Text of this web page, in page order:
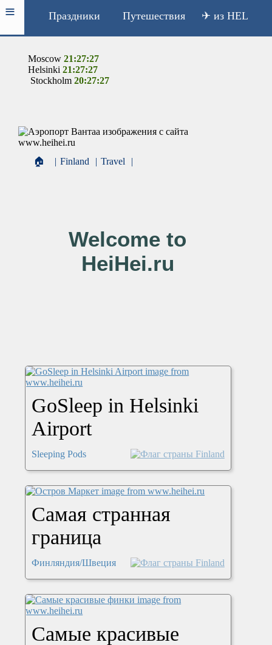
≡ Праздники Путешествия ✈ из HEL
Moscow 21:27:27
Helsinki 21:27:27
Stockholm 20:27:27
🏠 | Finland | Travel |
Welcome to
HeiHei.ru
GoSleep in Helsinki
Airport
Sleeping Pods
Самая странная
граница
Финляндия/Швеция
Самые красивые